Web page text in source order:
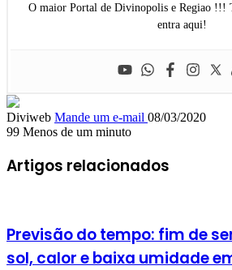
O maior Portal de Divinopolis e Regiao !!!
entra aqui!
Diviweb Mande um e-mail 08/03/2020
99 Menos de um minuto
Artigos relacionados
Previsão do tempo: fim de
sol, calor e baixa umidade